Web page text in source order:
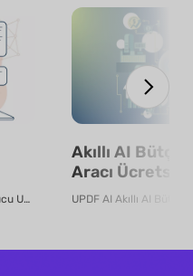
UPDF AI Satış Senaryosu Oluşturucu UPDF AI, ürün PDF'lerini veya aç...
Akıllı AI
Aracı Ücretsiz